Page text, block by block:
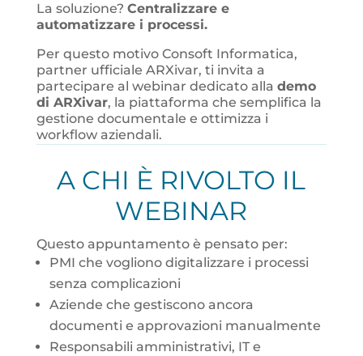
La soluzione? Centralizzare e
automatizzare i processi.
Per questo motivo Consoft Informatica,
partner ufficiale ARXivar, ti invita a
partecipare al webinar dedicato alla demo
di ARXivar, la piattaforma che semplifica la
gestione documentale e ottimizza i
workflow aziendali.
A CHI È RIVOLTO IL
WEBINAR
Questo appuntamento è pensato per:
PMI che vogliono digitalizzare i processi
senza complicazioni
Aziende che gestiscono ancora
documenti e approvazioni manualmente
Responsabili amministrativi, IT e